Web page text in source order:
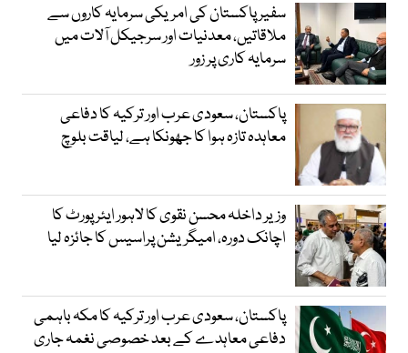
سفیر پاکستان کی امریکی سرمایہ کاروں سے
ملاقاتیں، معدنیات اور سرجیکل آلات میں
سرمایہ کاری پر زور
پاکستان، سعودی عرب اور ترکیہ کا دفاعی
معاہدہ تازہ ہوا کا جھونکا ہے، لیاقت بلوچ
وزیر داخلہ محسن نقوی کا لاہور ایئر پورٹ کا
اچانک دورہ، امیگریشن پراسیس کا جائزہ لیا
پاکستان، سعودی عرب اور ترکیہ کا مکہ باہمی
دفاعی معاہدے کے بعد خصوصی نغمہ جاری